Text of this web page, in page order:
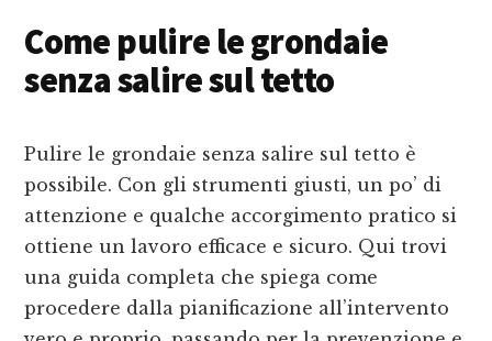
Come pulire le grondaie
senza salire sul tetto
Pulire le grondaie senza salire sul tetto è
possibile. Con gli strumenti giusti, un po’ di
attenzione e qualche accorgimento pratico si
ottiene un lavoro efficace e sicuro. Qui trovi
una guida completa che spiega come
procedere dalla pianificazione all’intervento